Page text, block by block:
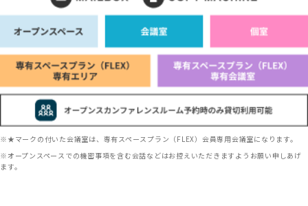
※★マークの付いた会議室は、専有スペースプラン（FLEX）会員専用会議室になります。
※オープンスペースでの機密事項を含む会話などはお控えいただきますようお願い申しあげ
ます。